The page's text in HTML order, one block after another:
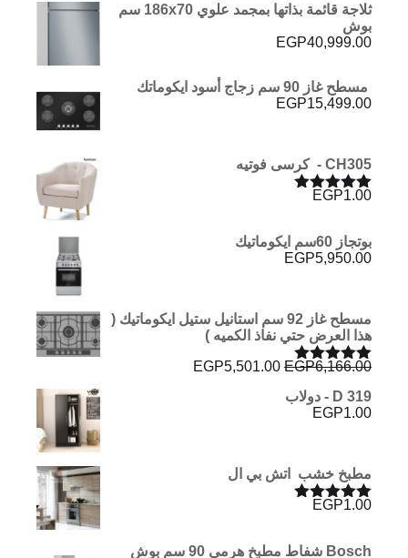
ثلاجة قائمة بذاتها بمجمد علوي 186x70 سم
بوش
EGP40,999.00
مسطح غاز 90 سم زجاج أسود ايكوماتك
EGP15,499.00
CH305 - كرسى فوتيه
تم التقييم
EGP1.00
بوتجاز 60سم ايكوماتيك
EGP5,950.00
مسطح غاز 92 سم استانيل ستيل ايكوماتيك (
هذا العرض حتي نفاذ الكميه )
تم التقييم
5.00 من 5
EGP6,166.00
السعر
EGP5,501.00
D 319 - دولاب
EGP1.00
مطبخ خشب اتش بي ال
تم التقييم
EGP1.00
Bosch شفاط مطبخ هرمي 90 سم بوش